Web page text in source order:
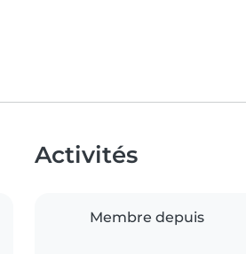
Activités
Membre depuis